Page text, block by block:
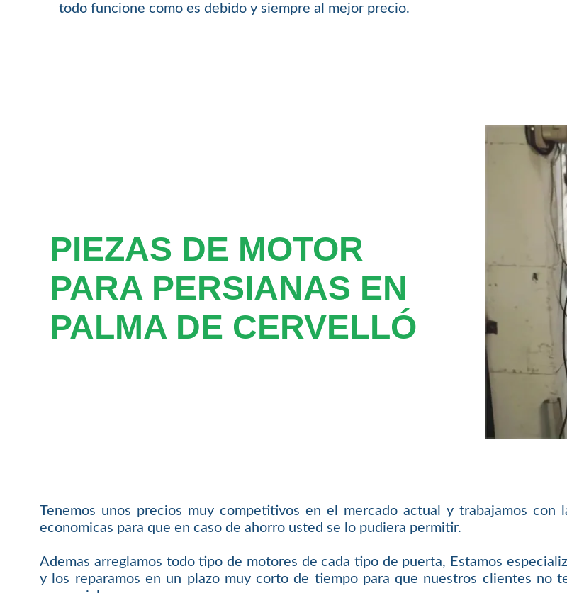
todo funcione como es debido y siempre al mejor precio.
PIEZAS DE MOTOR
PARA PERSIANAS EN
PALMA DE CERVELLÓ
Tenemos unos precios muy competitivos en el mercado actual y trabajamos con
economicas para que en caso de ahorro usted se lo pudiera permitir.
Ademas arreglamos todo tipo de motores de cada tipo de puerta, Estamos
y los reparamos en un plazo muy corto de tiempo para que nuestros clientes no